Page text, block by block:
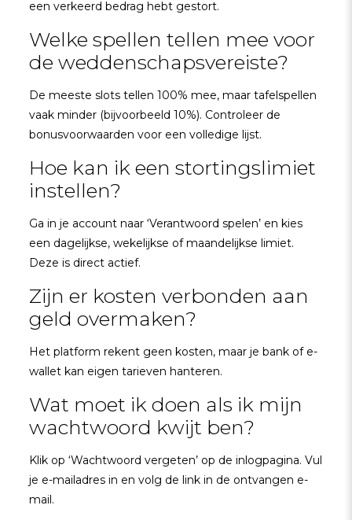
een verkeerd bedrag hebt gestort.
Welke spellen tellen mee voor
de weddenschapsvereiste?
De meeste slots tellen 100% mee, maar tafelspellen
vaak minder (bijvoorbeeld 10%). Controleer de
bonusvoorwaarden voor een volledige lijst.
Hoe kan ik een stortingslimiet
instellen?
Ga in je account naar ‘Verantwoord spelen’ en kies
een dagelijkse, wekelijkse of maandelijkse limiet.
Deze is direct actief.
Zijn er kosten verbonden aan
geld overmaken?
Het platform rekent geen kosten, maar je bank of e-
wallet kan eigen tarieven hanteren.
Wat moet ik doen als ik mijn
wachtwoord kwijt ben?
Klik op ‘Wachtwoord vergeten’ op de inlogpagina. Vul
je e-mailadres in en volg de link in de ontvangen e-
mail.